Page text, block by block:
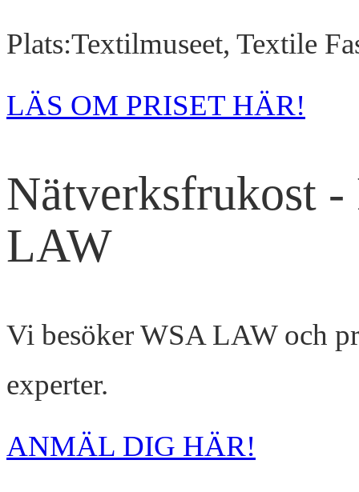
Plats:Textilmuseet, Textile
LÄS OM PRISET HÄR!
Nätverksfrukost -
LAW
Vi besöker WSA LAW och
experter.
ANMÄL DIG HÄR!